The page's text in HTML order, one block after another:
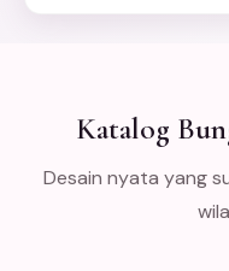
Katalog
Desain nyata yang